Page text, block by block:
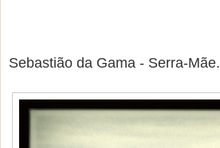
Sebastião da Gama - Serra-Mãe.